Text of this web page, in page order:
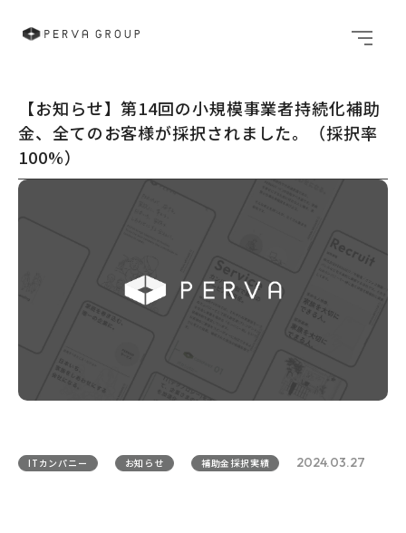
メニュ
【お知らせ】第14回の小規模事業者持続化補助
金、全てのお客様が採択されました。（採択率
100%）
ITカンパニー お知らせ 補助金採択実績 2024.03.27